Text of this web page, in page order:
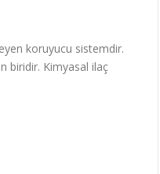
koruyucu sistemdir.
biridir. Kimyasal ilaç